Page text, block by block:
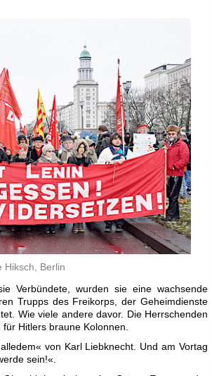
Hiksch, Berlin
Verbündete, wurden sie eine wachsende
Trupps des Freikorps, der Geheimdienste
Wie viele andere davor. Die Herrschenden
Hitlers braune Kolonnen.
von Karl Liebknecht. Und am Vortag
sein!«.